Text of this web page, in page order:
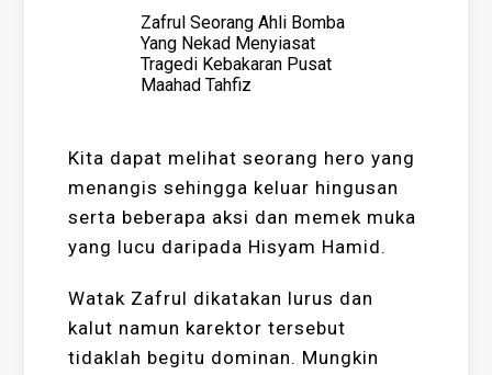
Zafrul Seorang Ahli Bomba
Yang Nekad Menyiasat
Tragedi Kebakaran Pusat
Maahad Tahfiz
Kita dapat melihat seorang hero yang
menangis sehingga keluar hingusan
serta beberapa aksi dan memek muka
yang lucu daripada Hisyam Hamid.
Watak Zafrul dikatakan lurus dan
kalut namun karektor tersebut
tidaklah begitu dominan. Mungkin